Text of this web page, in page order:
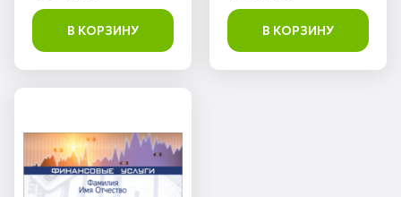
В КОРЗИНУ В КОРЗИНУ